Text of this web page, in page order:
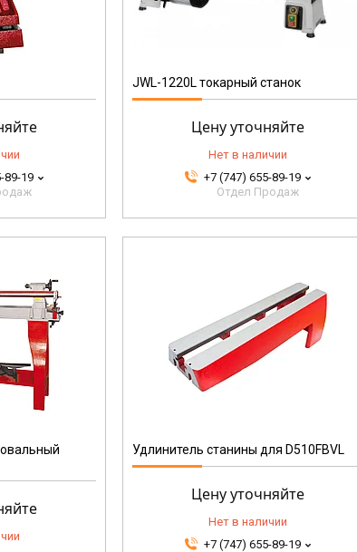
89-19
JWL-1220L токарный станок
Цену уточняйте
Нет в наличии
+7 (747) 655-89-19
Отдел Продаж
Удлинитель станины для D510FBVL
Цену уточняйте
Нет в наличии
+7 (747) 655-89-19